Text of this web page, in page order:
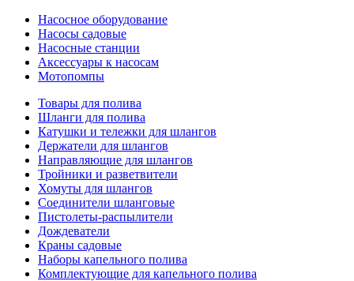
Насосное оборудование
Насосы садовые
Насосные станции
Аксессуары к насосам
Мотопомпы
Товары для полива
Шланги для полива
Катушки и тележки для шлангов
Держатели для шлангов
Направляющие для шлангов
Тройники и разветвители
Хомуты для шлангов
Соединители шланговые
Пистолеты-распылители
Дождеватели
Краны садовые
Наборы капельного полива
Комплектующие для капельного полива